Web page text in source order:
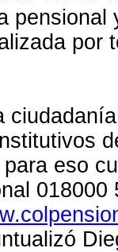
pensional
por
eso
018000